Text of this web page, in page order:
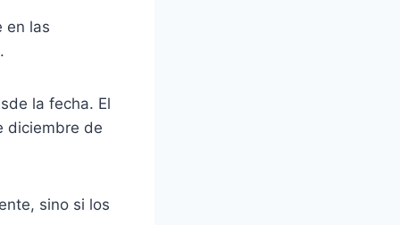
en las
la fecha. El
diciembre de
sino si los